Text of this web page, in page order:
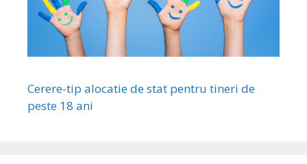
Cerere-tip alocatie de stat pentru tineri de
peste 18 ani